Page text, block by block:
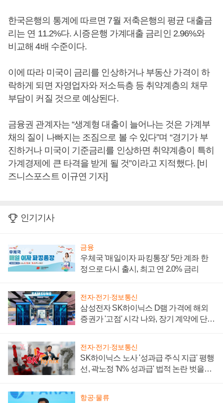
한국은행의 통계에 따르면 7월 저축은행의 평균 대출금
리는 연 11.2%다. 시증은행 가계대출 금리인 2.96%와
비교해 4배 수준이다.
이에 따라 미국이 금리를 인상하거나 부동산 가격이 하
락하게 되면 자영업자와 저소득층 등 취약계층의 채무
부담이 커질 것으로 예상된다.
금융권 관계자는 “생계형 대출이 늘어나는 것은 가계부
채의 질이 나빠지는 조짐으로 볼 수 있다”며 “경기가 부
진하거나 미국이 기준금리를 인상하면 취약계층이 특히
가계경제에 큰 타격을 받게 될 것”이라고 지적했다. [비
즈니스포스트 이규연 기자]
인기기사
금융
우체국 '매일이자 파킹통장' 5만 계좌 한
정으로 다시 출시, 최고 연 2.0% 금리
전자·전기·정보통신
삼성전자 SK하이닉스 D램 가격에 해외
증권가 '고점' 시각 나와, 장기 계약에 단점
전자·전기·정보통신
SK하이닉스 노사 '성과급 주식 지급' 평행
선, 곽노정 'N% 성과급' 법적 논란 벗을지
항공·물류